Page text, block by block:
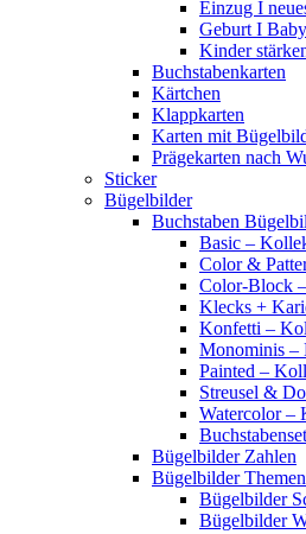
Einzug I
Geburt I
Kinder
Buchstabenkarten
Kärtchen
Klappkarten
Karten mit
Prägekarten nach
Sticker
Bügelbilder
Buchstaben
Basic –
Color &
Color-Block
Klecks +
Konfetti –
Monominis –
Painted –
Streusel &
Watercolor –
Bügelbilder Zahlen
Bügelbilder
Bügelbilder
Bügelbilder